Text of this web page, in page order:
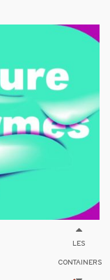
LES
CONTAINERS